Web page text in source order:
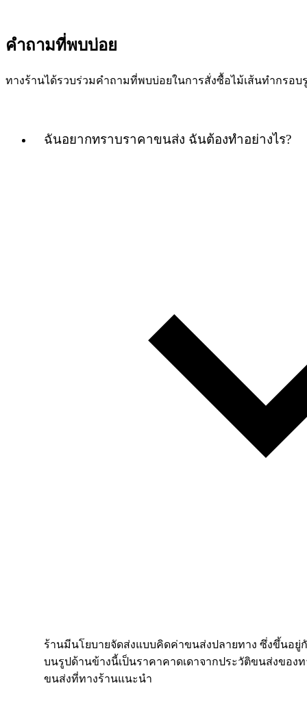
คำถามที่พบบ่อย
ทางร้านได้รวบร่วมคำถามที่พบบ่อยในการสั่งซื้อไม้เส้นทำกรอ
ฉันอยากทราบราคาขนส่ง ฉันต้องทำอย่างไร?
ร้านมีนโยบายจัดส่งแบบคิดค่าขนส่งปลายทาง ซึ่งขึ้นอ
บนรูปด้านข้างนี้เป็นราคาคาดเดาจากประวัติขนส่งของ
ขนส่งที่ทางร้านแนะนำ